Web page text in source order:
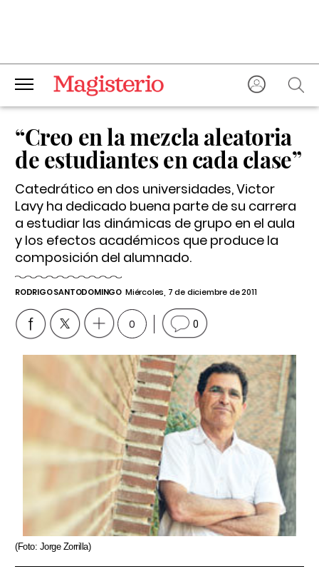
“Creo en la mezcla aleatoria
de estudiantes en cada clase”
Catedrático en dos universidades, Victor
Lavy ha dedicado buena parte de su carrera
a estudiar las dinámicas de grupo en el aula
y los efectos académicos que produce la
composición del alumnado.
RODRIGO SANTODOMINGO Miércoles, 7 de diciembre de 2011
0 0
(Foto: Jorge Zorrilla)